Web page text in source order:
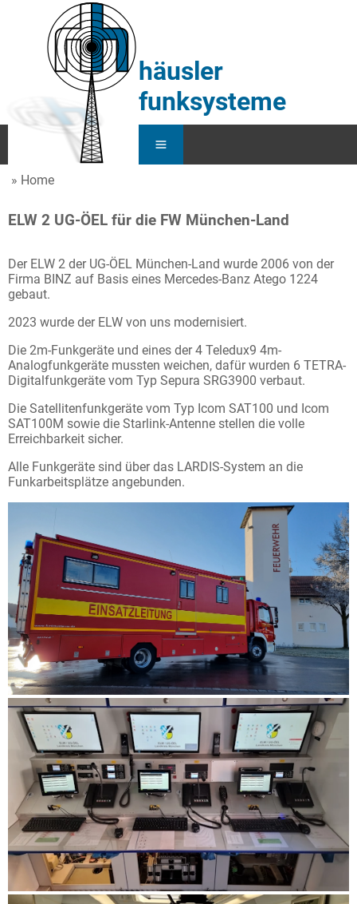
häusler
funksysteme
Service
Funk
Über Uns
News
Intern
Home
ELW 2 UG-ÖEL für die FW München-Land
Der ELW 2 der UG-ÖEL München-Land wurde 2006 von der
Firma BINZ auf Basis eines Mercedes-Banz Atego 1224
gebaut.
2023 wurde der ELW von uns modernisiert.
Die 2m-Funkgeräte und eines der 4 Teledux9 4m-
Analogfunkgeräte mussten weichen, dafür wurden 6 TETRA-
Digitalfunkgeräte vom Typ Sepura SRG3900 verbaut.
Die Satellitenfunkgeräte vom Typ Icom SAT100 und Icom
SAT100M sowie die Starlink-Antenne stellen die volle
Erreichbarkeit sicher.
Alle Funkgeräte sind über das LARDIS-System an die
Funkarbeitsplätze angebunden.